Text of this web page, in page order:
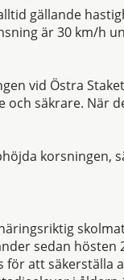
gällande
är 30 km/h
vid Östra
säkrare. När
korsningen,
sedan
att säkerställa